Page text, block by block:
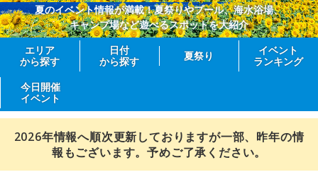
夏のイベント情報が満載！夏祭りやプール、海水浴場、
キャンプ場など遊べるスポットを大紹介
エリア
から探す
日付
から探す
夏祭り
イベント
ランキング
今日開催
イベント
2026年情報へ順次更新しておりますが一部、昨年の情
報もございます。予めご了承ください。